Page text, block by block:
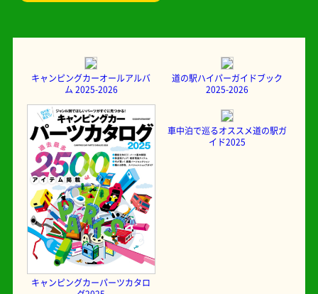
キャンピングカーオールアルバ
ム 2025-2026
道の駅ハイパーガイドブック
2025-2026
キャンピングカーパーツカタロ
車中泊で巡るオススメ道の駅ガ
イド2025